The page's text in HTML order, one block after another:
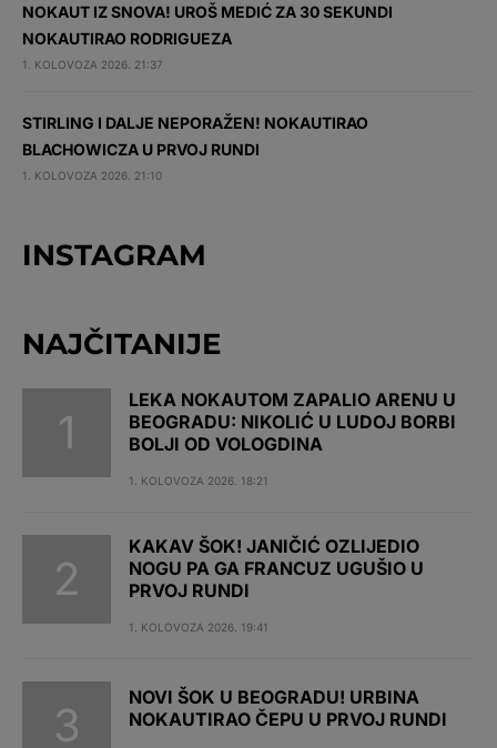
NOKAUT IZ SNOVA! UROŠ MEDIĆ ZA 30 SEKUNDI
NOKAUTIRAO RODRIGUEZA
1. KOLOVOZA 2026. 21:37
STIRLING I DALJE NEPORAŽEN! NOKAUTIRAO
BLACHOWICZA U PRVOJ RUNDI
1. KOLOVOZA 2026. 21:10
INSTAGRAM
NAJČITANIJE
LEKA NOKAUTOM ZAPALIO ARENU U
BEOGRADU: NIKOLIĆ U LUDOJ BORBI
BOLJI OD VOLOGDINA
1. KOLOVOZA 2026. 18:21
KAKAV ŠOK! JANIČIĆ OZLIJEDIO
NOGU PA GA FRANCUZ UGUŠIO U
PRVOJ RUNDI
1. KOLOVOZA 2026. 19:41
NOVI ŠOK U BEOGRADU! URBINA
NOKAUTIRAO ČEPU U PRVOJ RUNDI